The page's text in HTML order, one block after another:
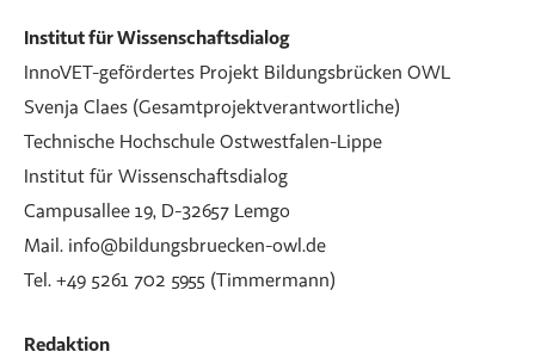
Institut für Wissenschaftsdialog
InnoVET-gefördertes Projekt Bildungsbrücken OWL
Svenja Claes (Gesamtprojektverantwortliche)
Technische Hochschule Ostwestfalen-Lippe
Institut für Wissenschaftsdialog
Campusallee 19, D-32657 Lemgo
Mail. info@bildungsbruecken-owl.de
Tel. +49 5261 702 5955 (Timmermann)
Redaktion